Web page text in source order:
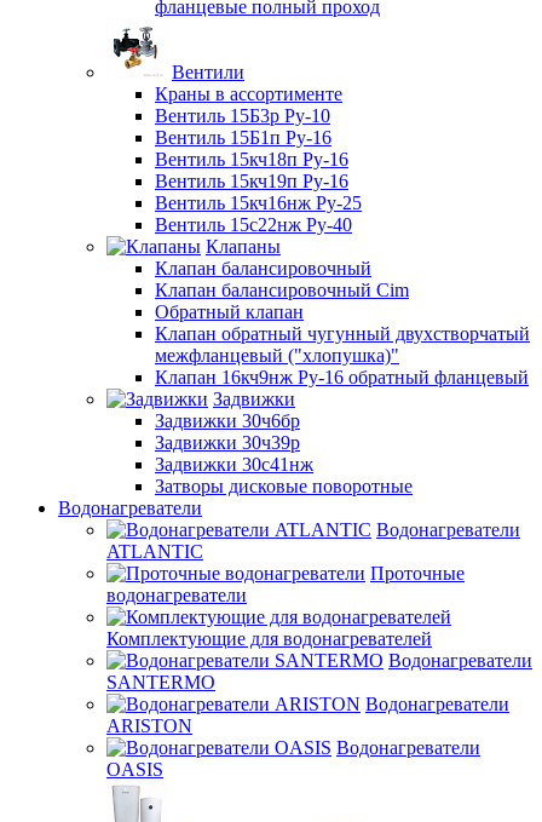
фланцевые полный проход
Вентили
Краны в ассортименте
Вентиль 15Б3р Ру-10
Вентиль 15Б1п Ру-16
Вентиль 15кч18п Ру-16
Вентиль 15кч19п Ру-16
Вентиль 15кч16нж Ру-25
Вентиль 15с22нж Ру-40
Клапаны
Клапан балансировочный
Клапан балансировочный Cim
Обратный клапан
Клапан обратный чугунный двухстворчатый
межфланцевый ("хлопушка)"
Клапан 16кч9нж Ру-16 обратный фланцевый
Задвижки
Задвижки 30ч6бр
Задвижки 30ч39р
Задвижки 30с41нж
Затворы дисковые поворотные
Водонагреватели
Водонагреватели
ATLANTIC
Проточные
водонагреватели
Комплектующие для водонагревателей
Водонагреватели
SANTERMO
Водонагреватели
ARISTON
Водонагреватели
OASIS